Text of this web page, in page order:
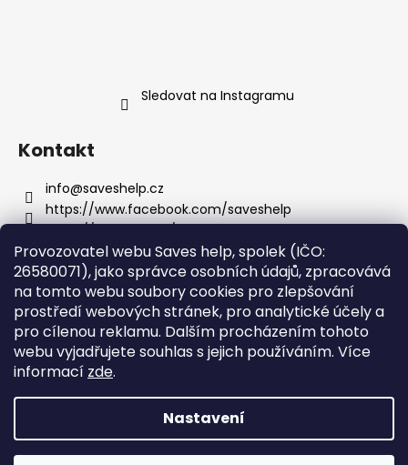
Provozovatel webu Saves help, spolek (IČO:
26580071), jako správce osobních údajů, zpracovává
na tomto webu soubory cookies pro zlepšování
prostředí webových stránek, pro analytické účely a
pro cílenou reklamu. Dalším procházením tohoto
webu vyjadřujete souhlas s jejich používáním. Více
informací zde.
Nastavení
Sledovat na Instagramu
Kontakt
info@saveshelp.cz
https://www.facebook.com/saveshelp
https://twitter.com/saves_help
saveshelp
Informace pro vás
Obchodní podmínky
Podmínky ochrany osobních údajů
Copyright 2026Saves help. Všechna práva vyhrazena.